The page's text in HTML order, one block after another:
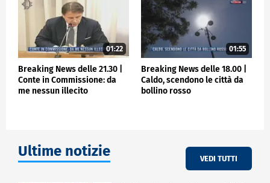
01:22
Breaking News delle 21.30 |
Conte in Commissione: da
me nessun illecito
01:55
Breaking News delle 18.00 |
Caldo, scendono le città da
bollino rosso
Ultime notizie VEDI TUTTI